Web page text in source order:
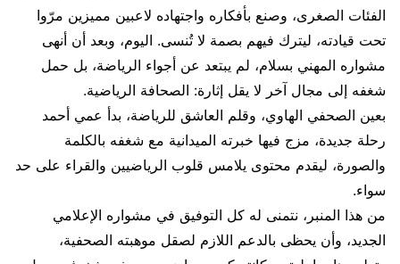
الفئات الصغرى، وصنع بأفكاره واجتهاده لاعبين مميزين مرّوا
تحت قيادته، ليترك فيهم بصمة لا تُنسى. اليوم، وبعد أن أنهى
مشواره المهني بسلام، لم يبتعد عن أجواء الرياضة، بل حمل
شغفه إلى مجال آخر لا يقل إثارة: الصحافة الرياضية.
بعين الصحفي الهاوي، وقلم العاشق للرياضة، بدأ عمي أحمد
رحلة جديدة، مزج فيها خبرته الميدانية مع شغفه بالكلمة
والصورة، ليقدم محتوى يلامس قلوب الرياضيين والقراء على حد
سواء.
من هذا المنبر، نتمنى له كل التوفيق في مشواره الإعلامي
الجديد، وأن يحظى بالدعم اللازم لصقل موهبته الصحفية،